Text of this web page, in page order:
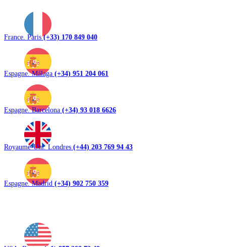
France. Paris(+33) 170 849 040
Espagne. Málaga (+34) 951 204 061
Espagne. Barcelona (+34) 93 018 6626
Royaume-Uni. Londres (+44) 203 769 94 43
Espagne. Madrid (+34) 902 750 359